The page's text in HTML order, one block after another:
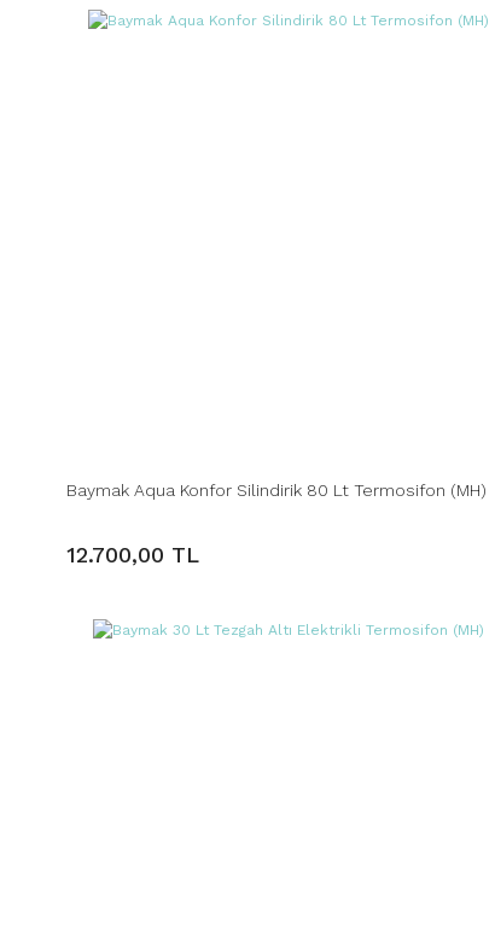
Baymak Aqua Konfor Silindirik 80 Lt Termosifon (MH)
12.700,00 TL